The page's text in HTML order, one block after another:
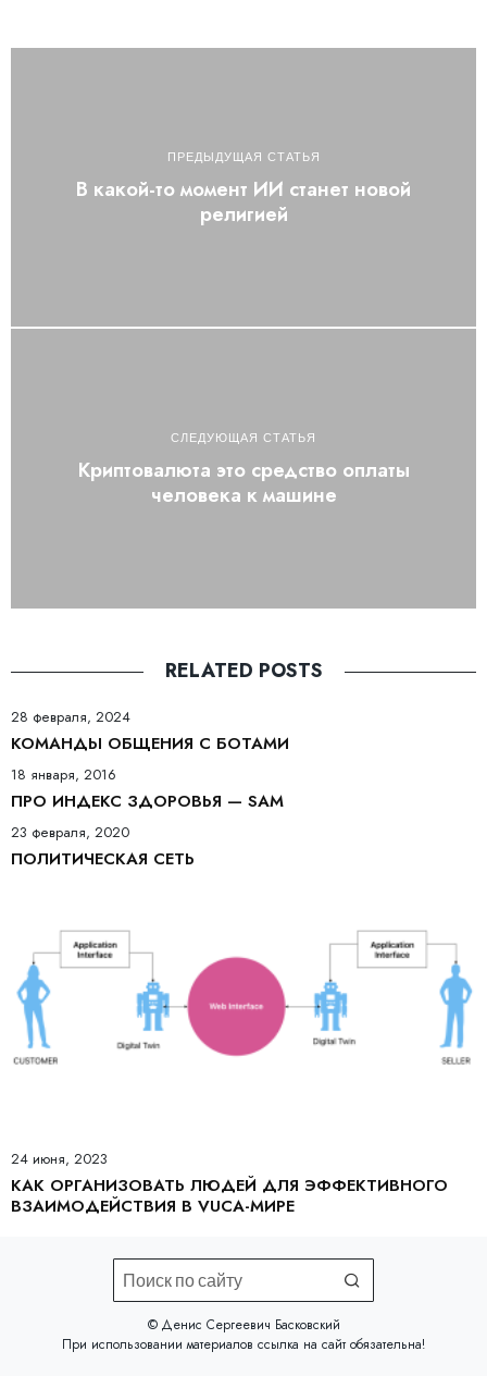
ПРЕДЫДУЩАЯ СТАТЬЯ
В какой-то момент ИИ станет новой
религией
СЛЕДУЮЩАЯ СТАТЬЯ
Криптовалюта это средство оплаты
человека к машине
RELATED POSTS
28 февраля, 2024
КОМАНДЫ ОБЩЕНИЯ С БОТАМИ
18 января, 2016
ПРО ИНДЕКС ЗДОРОВЬЯ — SAM
23 февраля, 2020
ПОЛИТИЧЕСКАЯ СЕТЬ
24 июня, 2023
КАК ОРГАНИЗОВАТЬ ЛЮДЕЙ ДЛЯ ЭФФЕКТИВНОГО
ВЗАИМОДЕЙСТВИЯ В VUCA-МИРЕ
©️ Денис Сергеевич Басковский
При использовании материалов ссылка на сайтобязательна!